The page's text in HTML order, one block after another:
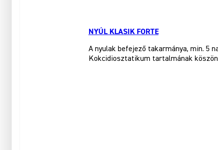
NYÚL KLASIK FORTE
A nyulak befejező takarmánya, min. 5
Kokcidiosztatikum tartalmának